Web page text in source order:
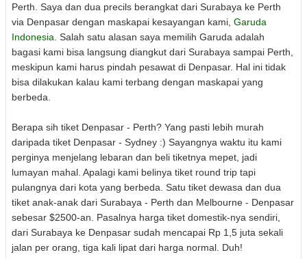
Perth. Saya dan dua precils berangkat dari Surabaya ke Perth
via Denpasar dengan maskapai kesayangan kami, Garuda
Indonesia . Salah satu alasan saya memilih Garuda adalah
bagasi kami bisa langsung diangkut dari Surabaya sampai Perth,
meskipun kami harus pindah pesawat di Denpasar. Hal ini tidak
bisa dilakukan kalau kami terbang dengan maskapai yang
berbeda.
Berapa sih tiket Denpasar - Perth? Yang pasti lebih murah
daripada tiket Denpasar - Sydney :) Sayangnya waktu itu kami
perginya menjelang lebaran dan beli tiketnya mepet, jadi
lumayan mahal. Apalagi kami belinya tiket round trip tapi
pulangnya dari kota yang berbeda. Satu tiket dewasa dan dua
tiket anak-anak dari Surabaya - Perth dan Melbourne - Denpasar
sebesar $2500-an. Pasalnya harga tiket domestik-nya sendiri,
dari Surabaya ke Denpasar sudah mencapai Rp 1,5 juta sekali
jalan per orang, tiga kali lipat dari harga normal. Duh!